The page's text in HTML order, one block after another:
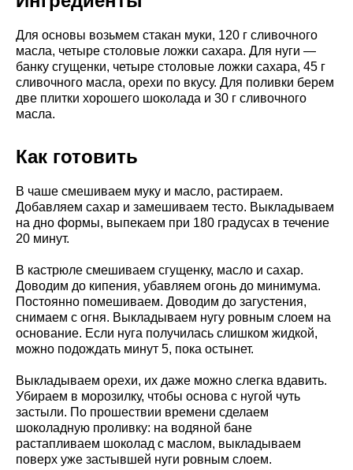
Для основы возьмем стакан муки, 120 г сливочного
масла, четыре столовые ложки сахара. Для нуги —
банку сгущенки, четыре столовые ложки сахара, 45 г
сливочного масла, орехи по вкусу. Для поливки берем
две плитки хорошего шоколада и 30 г сливочного
масла.
Как готовить
В чаше смешиваем муку и масло, растираем.
Добавляем сахар и замешиваем тесто. Выкладываем
на дно формы, выпекаем при 180 градусах в течение
20 минут.
В кастрюле смешиваем сгущенку, масло и сахар.
Доводим до кипения, убавляем огонь до минимума.
Постоянно помешиваем. Доводим до загустения,
снимаем с огня. Выкладываем нугу ровным слоем на
основание. Если нуга получилась слишком жидкой,
можно подождать минут 5, пока остынет.
Выкладываем орехи, их даже можно слегка вдавить.
Убираем в морозилку, чтобы основа с нугой чуть
застыли. По прошествии времени сделаем
шоколадную проливку: на водяной бане
растапливаем шоколад с маслом, выкладываем
поверх уже застывшей нуги ровным слоем.